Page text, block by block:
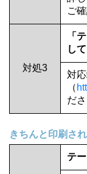
ご
対処3
「
し
対
（
ださ
きちんと印刷さ
テ